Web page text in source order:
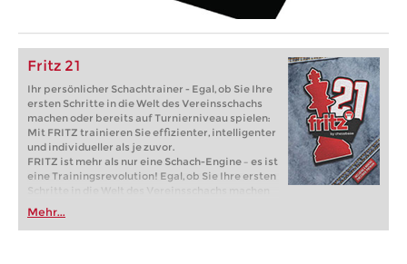
Fritz 21
Ihr persönlicher Schachtrainer - Egal, ob Sie Ihre
ersten Schritte in die Welt des Vereinsschachs
machen oder bereits auf Turnierniveau spielen:
Mit FRITZ trainieren Sie effizienter, intelligenter
und individueller als je zuvor.
FRITZ ist mehr als nur eine Schach-Engine – es ist
eine Trainingsrevolution! Egal, ob Sie Ihre ersten
Schritte in die Welt des Vereinsschachs machen
oder bereits auf Turnierniveau spielen: Mit
FRITZ trainieren Sie effizienter, intelligenter und
individueller als je zuvor.
Mehr...